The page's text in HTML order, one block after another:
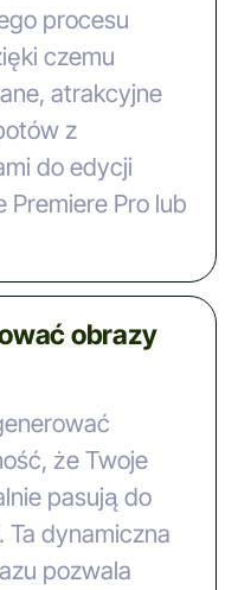
procesu
czemu
atrakcyjne
z
do edycji
Premiere Pro lub
obrazy
że Twoje
pasują do
Ta dynamiczna
pozwala